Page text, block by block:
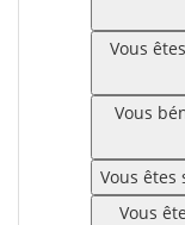
Vous
Vous
Vous
Vous